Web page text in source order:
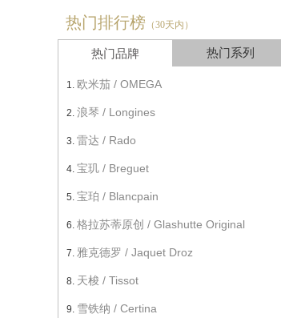
热门排行榜 （30天内）
热门品牌 热门系列
欧米茄 / OMEGA
浪琴 / Longines
雷达 / Rado
宝玑 / Breguet
宝珀 / Blancpain
格拉苏蒂原创 / Glashutte Original
雅克德罗 / Jaquet Droz
天梭 / Tissot
雪铁纳 / Certina